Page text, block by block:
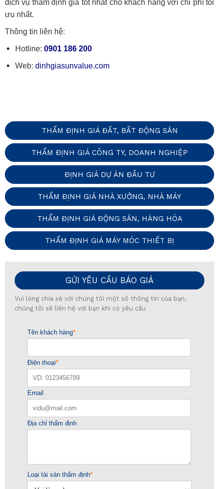
dịch vụ thẩm định giá tốt nhất cho khách hàng với chi phí tối
ưu nhất.
Thông tin liên hệ:
Hotline: 0901 186 200
Web: dinhgiasunvalue.com
THẨM ĐỊNH GIÁ ĐẤT, BẤT ĐỘNG SẢN
THẨM ĐỊNH GIÁ CÔNG TY, DOANH NGHIỆP
ĐỊNH GIÁ DỰ ÁN ĐẦU TƯ
THẨM ĐỊNH GIÁ NHÀ XƯỞNG, NHÀ MÁY
THẨM ĐỊNH GIÁ ĐỘNG SẢN, HÀNG HÓA
THẨM ĐỊNH GIÁ MÁY MÓC THIẾT BỊ
GỬI YÊU CẦU BÁO GIÁ
Vui lòng chia sẻ với chúng tôi một số thông tin của bạn,
chúng tôi sẽ liên hệ với bạn khi có yêu cầu